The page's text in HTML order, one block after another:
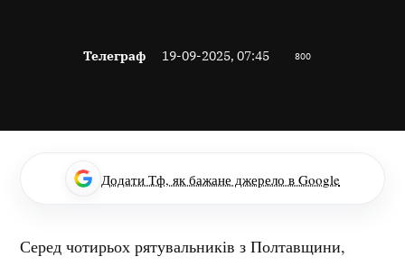
Телеграф 19-09-2025, 07:45 800
Додати Тф, як бажане джерело в Google
Серед чотирьох рятувальників з Полтавщини,